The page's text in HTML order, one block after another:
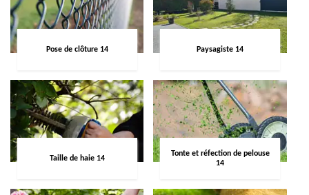
Pose de clôture 14 Paysagiste 14
Taille de haie 14
Tonte et réfection de pelouse
14